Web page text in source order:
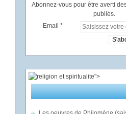
Abonnez-vous pour être averti
publiés.
Email
">